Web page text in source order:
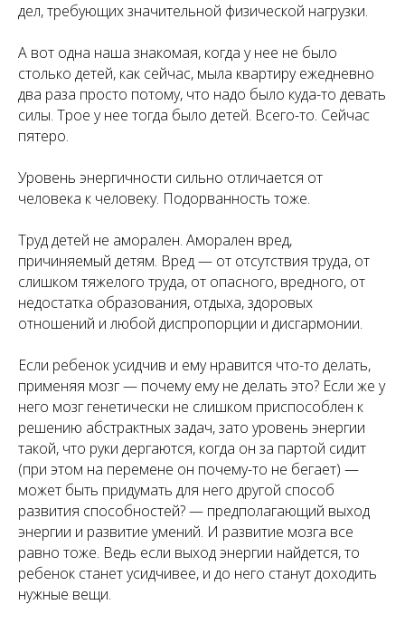
дел, требующих значительной физической нагрузки.
А вот одна наша знакомая, когда у нее не было
столько детей, как сейчас, мыла квартиру ежедневно
два раза просто потому, что надо было куда-то девать
силы. Трое у нее тогда было детей. Всего-то. Сейчас
пятеро.
Уровень энергичности сильно отличается от
человека к человеку. Подорванность тоже.
Труд детей не аморален. Аморален вред,
причиняемый детям. Вред — от отсутствия труда, от
слишком тяжелого труда, от опасного, вредного, от
недостатка образования, отдыха, здоровых
отношений и любой диспропорции и дисгармонии.
Если ребенок усидчив и ему нравится что-то делать,
применяя мозг — почему ему не делать это? Если же у
него мозг генетически не слишком приспособлен к
решению абстрактных задач, зато уровень энергии
такой, что руки дергаются, когда он за партой сидит
(при этом на перемене он почему-то не бегает) —
может быть придумать для него другой способ
развития способностей? — предполагающий выход
энергии и развитие умений. И развитие мозга все
равно тоже. Ведь если выход энергии найдется, то
ребенок станет усидчивее, и до него станут доходить
нужные вещи.